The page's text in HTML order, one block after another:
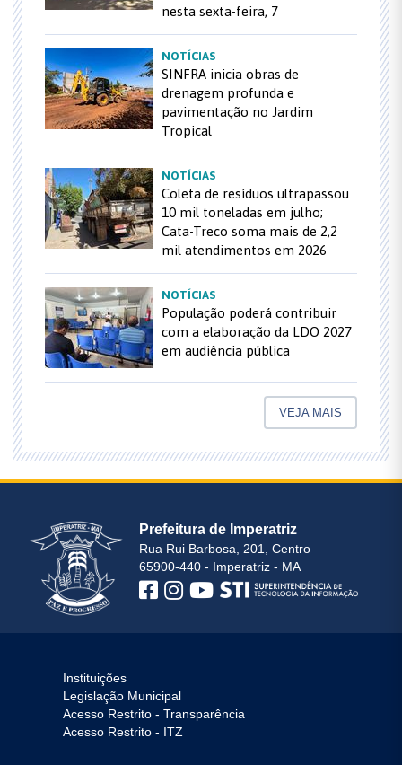
nesta sexta-feira, 7
NOTÍCIAS
SINFRA inicia obras de
drenagem profunda e
pavimentação no Jardim
Tropical
NOTÍCIAS
Coleta de resíduos ultrapassou
10 mil toneladas em julho;
Cata-Treco soma mais de 2,2
mil atendimentos em 2026
NOTÍCIAS
População poderá contribuir
com a elaboração da LDO 2027
em audiência pública
VEJA MAIS
Prefeitura de Imperatriz
Rua Rui Barbosa, 201, Centro
65900-440 - Imperatriz - MA
Instituições
Legislação Municipal
Acesso Restrito - Transparência
Acesso Restrito - ITZ